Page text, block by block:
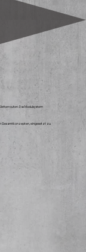
Das Modulsystem
Gesamtkonzepten, eingesetzt zu